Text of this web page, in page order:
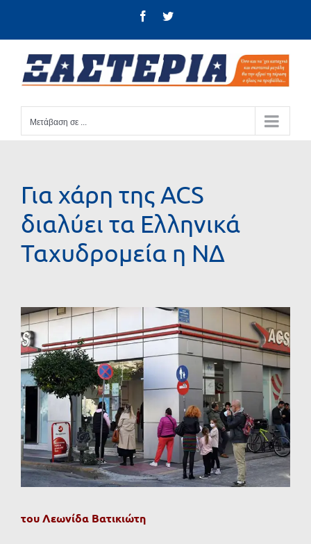
FacebookTwitter
Μετάβαση σε ...
Για χάρη της ACS
διαλύει τα Ελληνικά
Ταχυδρομεία η ΝΔ
Προβολή
μεγαλύτερης
εικόνας
του Λεωνίδα Βατικιώτη